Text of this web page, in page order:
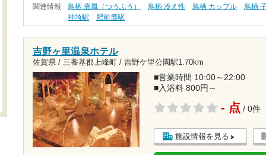
関連情報 鳥栖 痛風（つうふう） 鳥栖 冷え性 鳥栖 カップル
鳥栖
神埼駅
肥前麓駅
吉野ヶ里温泉ホテル
佐賀県 / 三養基郡上峰町 / 吉野ケ里公園駅1.70km
■営業時間 10:00～22:00
■入浴料 800円～
- 点 / 0件
施設情報を見る